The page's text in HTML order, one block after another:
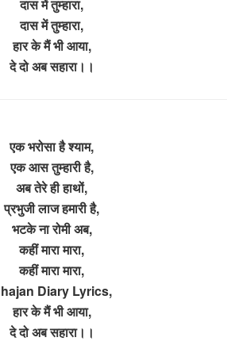
दास में तुम्हारा,
दास में तुम्हारा,
हार के मैं भी आया,
दे दो अब सहारा।।
एक भरोसा है श्याम,
एक आस तुम्हारी है,
अब तेरे ही हाथों,
प्रभुजी लाज हमारी है,
भटके ना रोमी अब,
कहीं मारा मारा,
कहीं मारा मारा,
Diary Lyrics,
हार के मैं भी आया,
दे दो अब सहारा।।